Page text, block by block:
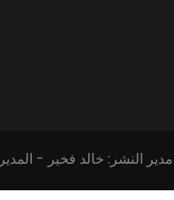
مدير النشر: خالد فخير -